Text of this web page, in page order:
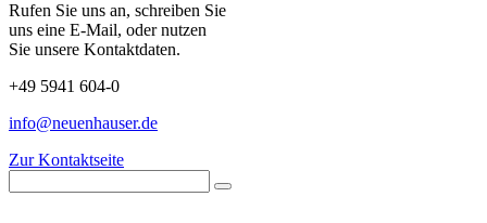
Rufen Sie uns an, schreiben Sie
uns eine E-Mail, oder nutzen
Sie unsere Kontaktdaten.
+49 5941 604-0
info@neuenhauser.de
Zur Kontaktseite